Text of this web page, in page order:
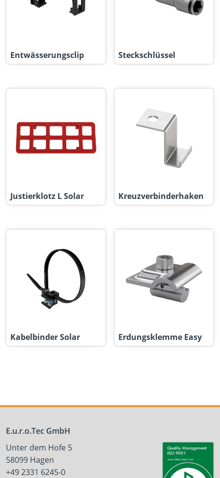
Entwässerungsclip Steckschlüssel
Justierklotz L Solar Kreuzverbinderhaken
Kabelbinder Solar Erdungsklemme Easy
E.u.r.o.Tec GmbH
Unter dem Hofe 5
58099 Hagen
+49 2331 6245-0